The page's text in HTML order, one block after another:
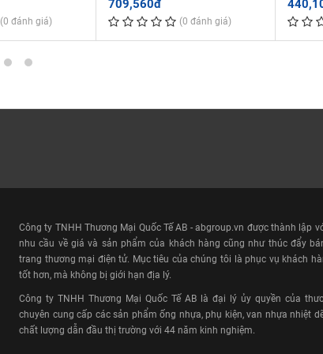
(0 đánh giá)
709,560đ
(0 đánh giá)
Công ty TNHH Thương Mại Quốc Tế AB - abgroup.vn được thành lập
nhu cầu về giá và sản phẩm của khách hàng cũng như thúc đẩy
trang thương mại điện tử. Mục tiêu của chúng tôi là phục vụ khách
tốt hơn, mà không bị giới hạn địa lý.
Công ty TNHH Thương Mại Quốc Tế AB là đại lý ủy quyền của
chuyên cung cấp các sản phẩm ống nhựa, phụ kiện, van nhựa nhiệt
chất lượng dẫn đầu thị trường với 44 năm kinh nghiệm.